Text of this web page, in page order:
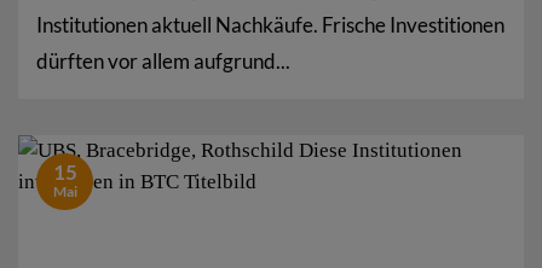
Institutionen aktuell Nachkäufe. Frische Investitionen
dürften vor allem aufgrund...
15
Mai